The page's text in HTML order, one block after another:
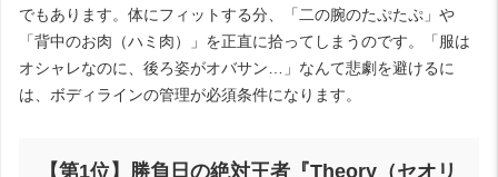
でもあります。体にフィットする分、「二の腕のたぷたぷ」や
「背中のお肉（ハミ肉）」を正直に拾ってしまうのです。「服は
オシャレなのに、後ろ姿がオバサン…」なんて悲劇を避けるに
は、ボディラインの管理が必須条件になります。
【第1位】勝負日の絶対王者『Theory（セオリ